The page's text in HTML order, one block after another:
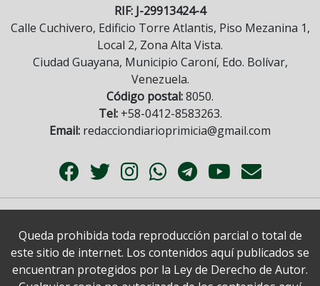
RIF: J-29913424-4
Calle Cuchivero, Edificio Torre Atlantis, Piso Mezanina 1,
Local 2, Zona Alta Vista.
Ciudad Guayana, Municipio Caroní, Edo. Bolívar,
Venezuela.
Código postal:8050.
Tel:+58-0412-8583263.
Email: redacciondiarioprimicia@gmail.com
Queda prohibida toda reproducción parcial o total de
este sitio de internet. Los contenidos aquí publicados se
encuentran protegidos por la Ley de Derecho de Autor.